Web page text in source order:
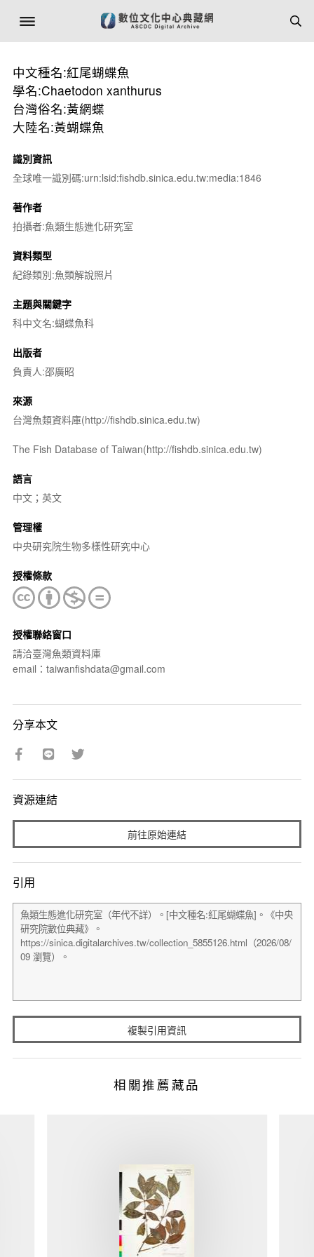
中文種名:紅尾蝴蝶魚
學名:Chaetodon xanthurus
台灣俗名:黃網蝶
大陸名:黃蝴蝶魚
識別資訊
全球唯一識別碼:urn:lsid:fishdb.sinica.edu.tw:media:1846
著作者
拍攝者:魚類生態進化研究室
資料類型
紀錄類別:魚類解說照片
主題與關鍵字
科中文名:蝴蝶魚科
出版者
負責人:邵廣昭
來源
台灣魚類資料庫(http://fishdb.sinica.edu.tw)
The Fish Database of Taiwan(http://fishdb.sinica.edu.tw)
語言
中文；英文
管理權
中央研究院生物多樣性研究中心
授權條款
授權聯絡窗口
請洽臺灣魚類資料庫
email：taiwanfishdata@gmail.com
分享本文
資源連結
前往原始連結
引用
複製引用資訊
相關推薦藏品